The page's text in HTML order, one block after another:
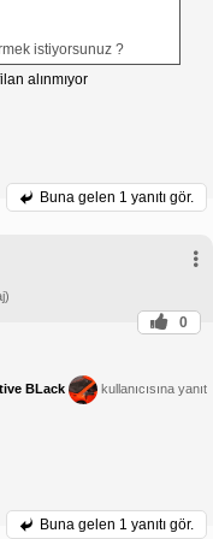
yaşamamak için
önerilir:
emin olun.
tutarı
istiyorsunuz ?
alınmıyor
Buna gelen 1 yanıtı gör.
0
BLack kullanıcısına yanıt
Buna gelen 1 yanıtı gör.